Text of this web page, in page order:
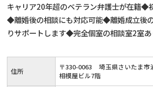
キャリア20年超のベテラン弁護士が在籍◆
◆離婚後の相談にも対応可能◆離婚成立後
りサポートします◆完全個室の相談室2室
談対応可能（要予約）◆JR「浦和駅」西口
住所 〒330-0063
埼玉県さいたま市
相模屋ビル7階